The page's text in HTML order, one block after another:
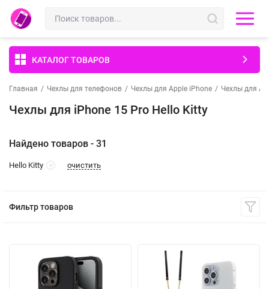
КАТАЛОГ ТОВАРОВ
Главная / Чехлы для телефонов / Чехлы для Apple iPhone / Чехлы для
Чехлы для iPhone 15 Pro Hello Kitty
Найдено товаров - 31
Hello Kitty очистить
Фильтр товаров